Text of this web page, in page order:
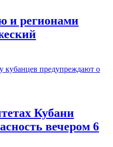
и регионами
Кубани
вечером 6